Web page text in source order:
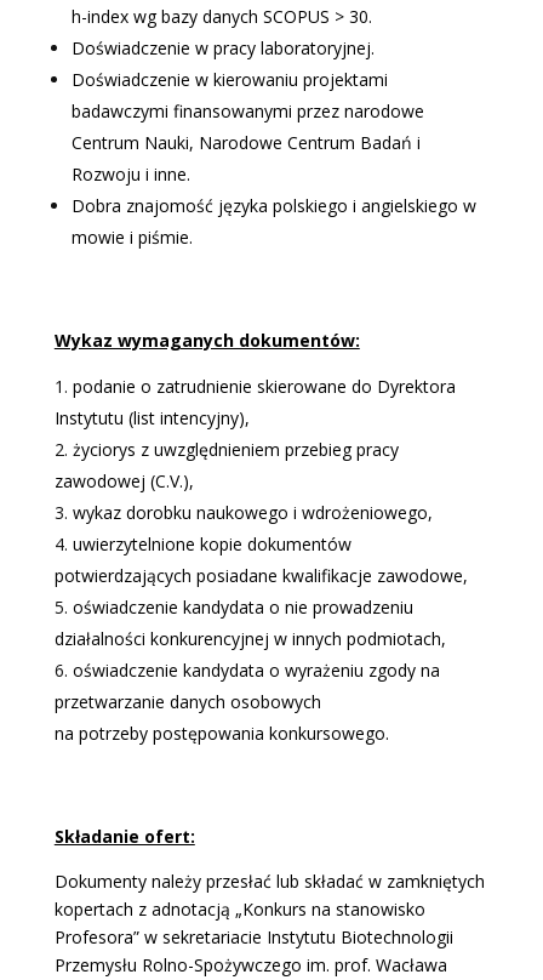
h-index wg bazy danych SCOPUS > 30.
Doświadczenie w pracy laboratoryjnej.
Doświadczenie w kierowaniu projektami
badawczymi finansowanymi przez narodowe
Centrum Nauki, Narodowe Centrum Badań i
Rozwoju i inne.
Dobra znajomość języka polskiego i angielskiego w
mowie i piśmie.
Wykaz wymaganych dokumentów:
podanie o zatrudnienie skierowane do Dyrektora
Instytutu (list intencyjny),
życiorys z uwzględnieniem przebieg pracy
zawodowej (C.V.),
wykaz dorobku naukowego i wdrożeniowego,
uwierzytelnione kopie dokumentów
potwierdzających posiadane kwalifikacje zawodowe,
oświadczenie kandydata o nie prowadzeniu
działalności konkurencyjnej w innych podmiotach,
oświadczenie kandydata o wyrażeniu zgody na
przetwarzanie danych osobowych
na potrzeby postępowania konkursowego.
Składanie ofert:
Dokumenty należy przesłać lub składać w zamkniętych
kopertach z adnotacją „Konkurs na stanowisko
Profesora” w sekretariacie Instytutu Biotechnologii
Przemysłu Rolno-Spożywczego im. prof. Wacława